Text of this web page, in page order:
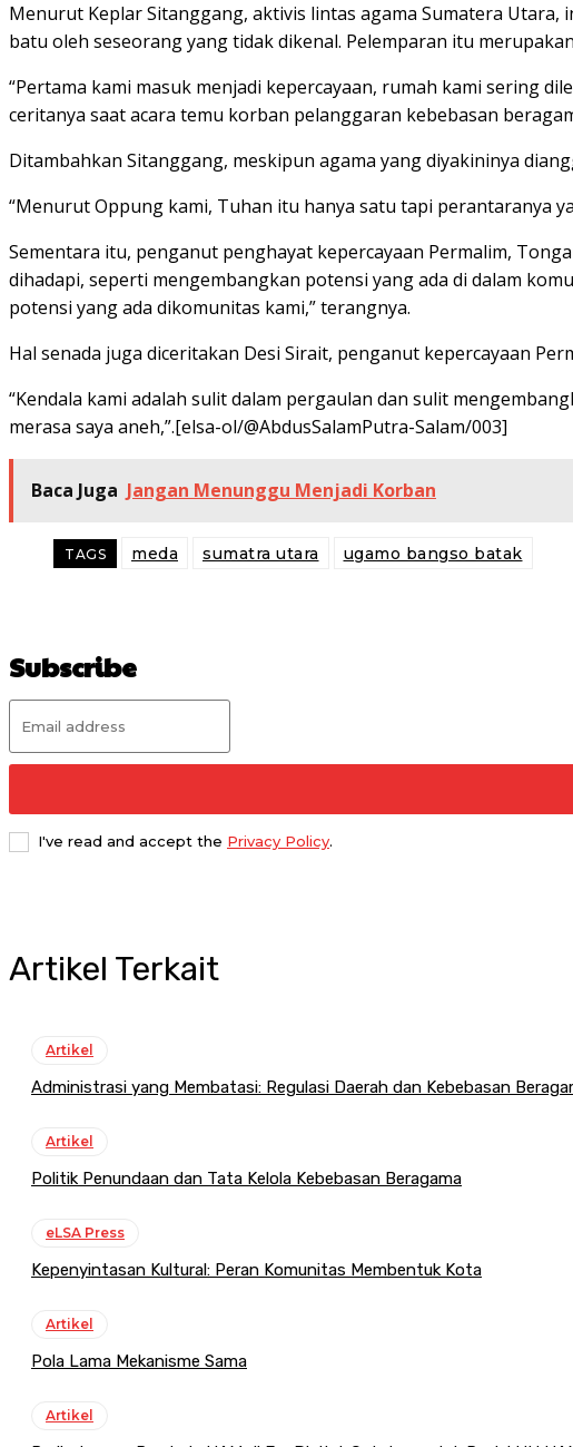
Menurut Keplar Sitanggang, aktivis lintas agama Sumatera
batu oleh seseorang yang tidak dikenal. Pelemparan itu
“Pertama kami masuk menjadi kepercayaan, rumah kami sering
ceritanya saat acara temu korban pelanggaran kebebasan
Ditambahkan Sitanggang, meskipun agama yang diyakininya
“Menurut Oppung kami, Tuhan itu hanya satu tapi perantaranya
Sementara itu, penganut penghayat kepercayaan Permalim,
dihadapi, seperti mengembangkan potensi yang ada di dalam
potensi yang ada dikomunitas kami,” terangnya.
Hal senada juga diceritakan Desi Sirait, penganut kepercayaan
“Kendala kami adalah sulit dalam pergaulan dan sulit
merasa saya aneh,”.[elsa-ol/@AbdusSalamPutra-Salam/003]
Baca Juga Jangan Menunggu Menjadi Korban
TAGS meda sumatra utara ugamo bangso batak
Subscribe
I've read and accept the Privacy Policy.
Artikel Terkait
Artikel
Administrasi yang Membatasi: Regulasi Daerah dan Kebebasan
Artikel
Politik Penundaan dan Tata Kelola Kebebasan Beragama
eLSA Press
Kepenyintasan Kultural: Peran Komunitas Membentuk Kota
Artikel
Pola Lama Mekanisme Sama
Artikel